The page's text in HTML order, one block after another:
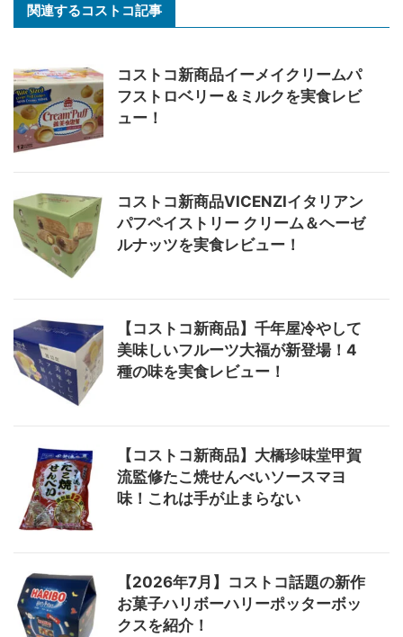
関連するコストコ記事
コストコ新商品イーメイクリームパ
フストロベリー＆ミルクを実食レビ
ュー！
コストコ新商品VICENZIイタリアン
パフペイストリー クリーム＆ヘーゼ
ルナッツを実食レビュー！
【コストコ新商品】千年屋冷やして
美味しいフルーツ大福が新登場！4
種の味を実食レビュー！
【コストコ新商品】大橋珍味堂甲賀
流監修たこ焼せんべいソースマヨ
味！これは手が止まらない
【2026年7月】コストコ話題の新作
お菓子ハリボーハリーポッターボッ
クスを紹介！